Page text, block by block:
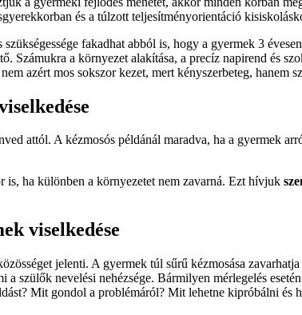
és a túlzott teljesítményorientáció
fakadhat abból is, hogy a gyermek 3
Számukra a környezet alakítása, a precíz napirend és
azért mos sokszor kezet, mert kényszerbeteg, hanem
attól. A kézmosós példánál maradva, ha a
ha különben a környezetet nem zavarná. Ezt hívjuk
viselkedése
jelenti. A gyermek túl sűrű kézmosása
szülők nevelési nehézsége. Bármilyen mérlegelés
Mit gondol a problémáról? Mit lehetne kipróbálni és